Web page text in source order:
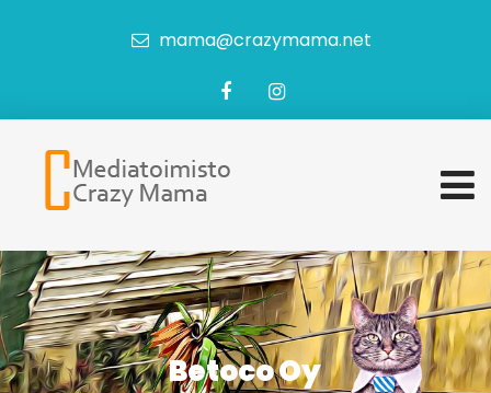
mama@crazymama.net
Betoco Oy